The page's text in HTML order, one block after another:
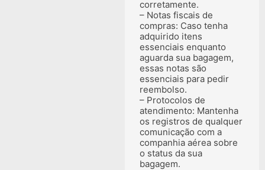
corretamente.
– Notas fiscais de
compras: Caso tenha
adquirido itens
essenciais enquanto
aguarda sua bagagem,
essas notas são
essenciais para pedir
reembolso.
– Protocolos de
atendimento: Mantenha
os registros de qualquer
comunicação com a
companhia aérea sobre
o status da sua
bagagem.